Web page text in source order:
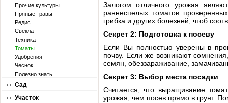
Прочие культуры
Пряные травы
Редис
Свекла
Техника
Томаты
Удобрения
Чеснок
Полезно знать
Сад
Участок
Залогом отличного урожая
раннеспелых томатов
грибка и других болезней, чтоб
Секрет 2: Подготовка к посеву
Если Вы полностью уверены в
почву. Если же возникают
семян, обеззараживание,
Секрет 3: Выбор места посадки
Считается, что выращивание
урожая, чем посев прямо в грунт.